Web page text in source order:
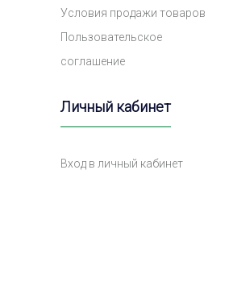
Условия продажи товаров
Пользовательское
соглашение
Личный кабинет
Вход в личный кабинет